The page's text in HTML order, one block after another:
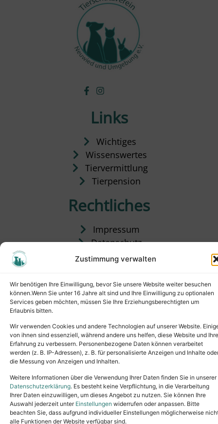
Zustimmung verwalten
Wir benötigen Ihre Einwilligung, bevor Sie unsere Website weiter besuchen
können.Wenn Sie unter 16 Jahre alt sind und Ihre Einwilligung zu optionalen
Services geben möchten, müssen Sie Ihre Erziehungsberechtigten um
Erlaubnis bitten.
Wir verwenden Cookies und andere Technologien auf unserer Website.
von ihnen sind essenziell, während andere uns helfen, diese Website und Ihre
Erfahrung zu verbessern. Personenbezogene Daten können verarbeitet
werden (z. B. IP-Adressen), z. B. für personalisierte Anzeigen und Inhalte
die Messung von Anzeigen und Inhalten.
Weitere Informationen über die Verwendung Ihrer Daten finden Sie in unserer
Datenschutzerklärung. Es besteht keine Verpflichtung, in die Verarbeitung
Ihrer Daten einzuwilligen, um dieses Angebot zu nutzen. Sie können Ihre
Auswahl jederzeit unter Einstellungen widerrufen oder anpassen. Bitte
beachten Sie, dass aufgrund individueller Einstellungen möglicherweise
alle Funktionen der Website verfügbar sind.
Links
Wichtiges
Wissenswertes
Tiervermittlung
Tierpension
Rechtliches
Impressum
Datenschutz
Satzung
Copyright © 2024. All rights reserved.
Tel.: (02631) 55356buero@tierheim-neuwied.de
Ludwigshof 1, 56567 Neuwied